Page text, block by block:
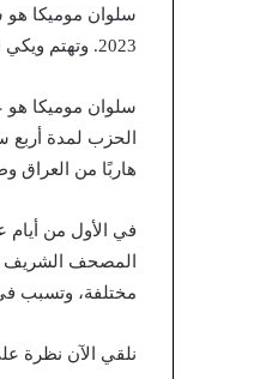
سلوان موميكا هو
2023. وتهتم ويكي الخليج بتوضيح من هو سلوان موميكا وما هي أبرز نقاط سيرته الذاتية، بالإضافة إلى جنسيته.
سلوان موميكا
هاربًا من العراق
المصحف الشريف
مختلفة، وتسبب
نلقي الآن نظرة